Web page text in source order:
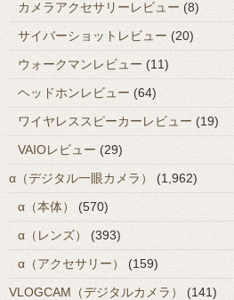
カメラアクセサリーレビュー (8)
サイバーショットレビュー (20)
ウォークマンレビュー (11)
ヘッドホンレビュー (64)
ワイヤレススピーカーレビュー (19)
VAIOレビュー (29)
α（デジタル一眼カメラ）
(1,962)
α（本体）
(570)
α（レンズ）
(393)
α（アクセサリー）
(159)
VLOGCAM（デジタルカメラ）
(141)